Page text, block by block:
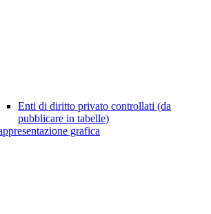
Enti di diritto privato controllati (da
pubblicare in tabelle)
grafica